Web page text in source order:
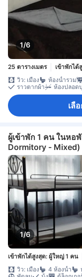
1/6
25 ตารางเมตร เข้าพักได้
วิว: เมือง
ห้องน้ำรวม
ราวตากผ้า
ห้องปลอด
เลื
ผู้เข้าพัก 1 คน ในหอ
Dormitory - Mixed)
1/6
เข้าพักได้สูงสุด: ผู้ใหญ่ 1 คน
วิว: เมือง
4 ห้องน้ำ